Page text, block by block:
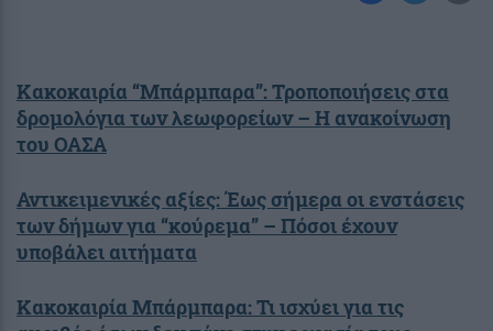
Κακοκαιρία “Mπάρμπαρα”: Τροποποιήσεις στα
δρομολόγια των λεωφορείων – Η ανακοίνωση
του ΟΑΣΑ
Αντικειμενικές αξίες: Έως σήμερα οι ενστάσεις
των δήμων για “κούρεμα” – Πόσοι έχουν
υποβάλει αιτήματα
Κακοκαιρία Μπάρμπαρα: Τι ισχύει για τις